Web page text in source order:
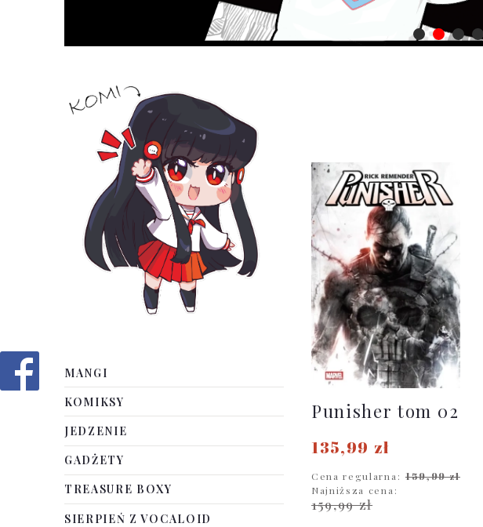
MANGI
KOMIKSY
JEDZENIE
GADŻETY
TREASURE BOXY
SIERPIEŃ Z VOCALOID
Punisher tom 02
135,99 zł
Cena regularna: 159,99 zł
Najniższa cena:
159,99 zł